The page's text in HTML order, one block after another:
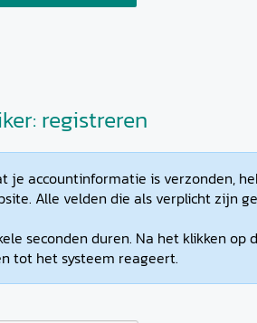
registreren
je accountinformatie is verzonden,
Alle velden die als verplicht zijn
seconden duren. Na het klikken op
tot het systeem reageert.